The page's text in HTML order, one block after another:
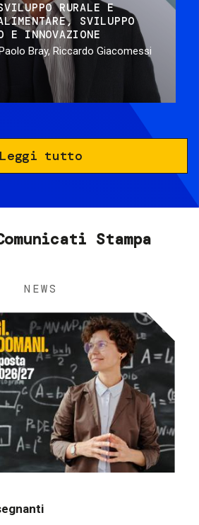
RURALE E
SVILUPPO
E INNOVAZIONE
Bray, Riccardo Giacomessi
Leggi tutto
Stampa
NEWS